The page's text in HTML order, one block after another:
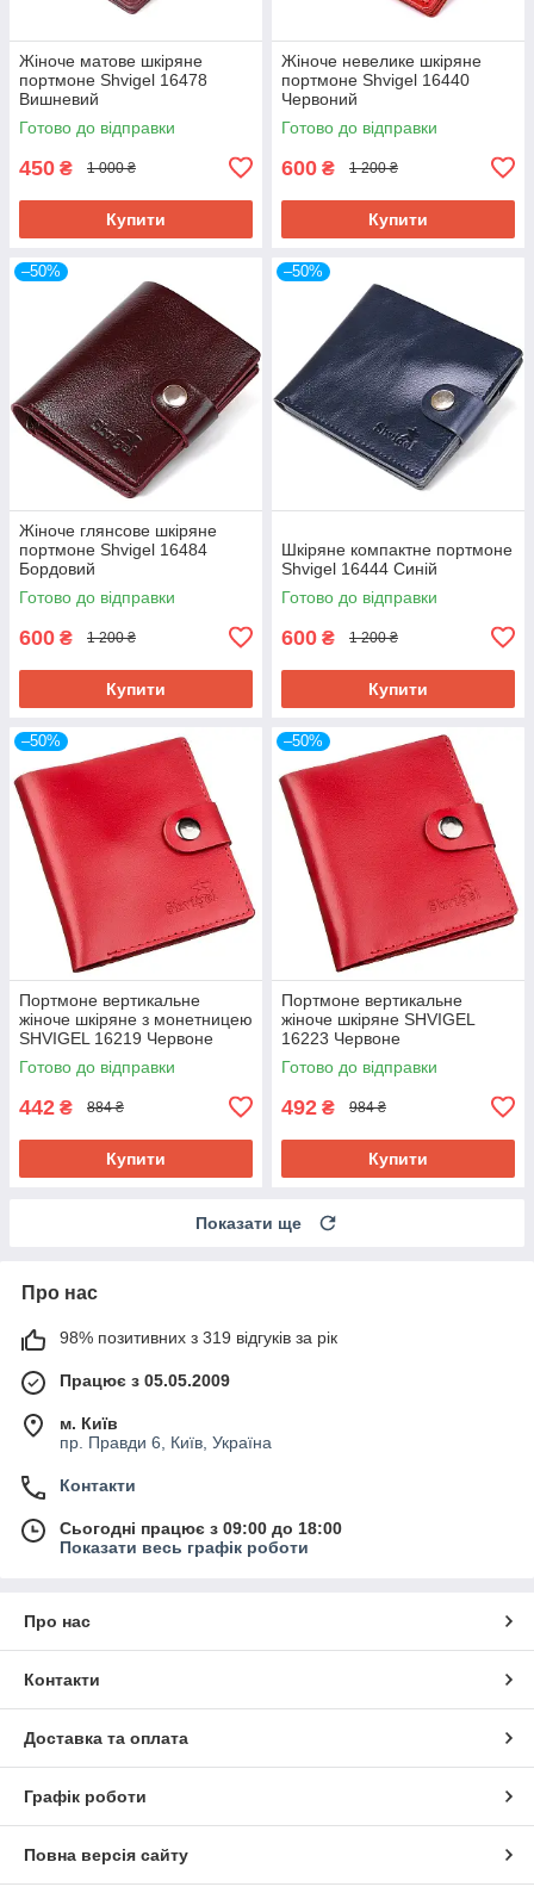
Жіноче матове шкіряне
портмоне Shvigel 16478
Вишневий
Готово до відправки
450 ₴ 1 000 ₴
Купити
Жіноче невелике шкіряне
портмоне Shvigel 16440
Червоний
Готово до відправки
600 ₴ 1 200 ₴
Купити
–50%
Жіноче глянсове шкіряне
портмоне Shvigel 16484
Бордовий
Готово до відправки
600 ₴ 1 200 ₴
Купити
–50%
Шкіряне компактне портмоне
Shvigel 16444 Синій
Готово до відправки
600 ₴ 1 200 ₴
Купити
–50%
Портмоне вертикальне
жіноче шкіряне з монетницею
SHVIGEL 16219 Червоне
Готово до відправки
442 ₴ 884 ₴
Купити
–50%
Портмоне вертикальне
жіноче шкіряне SHVIGEL
16223 Червоне
Готово до відправки
492 ₴ 984 ₴
Купити
Показати ще
Про нас
98% позитивних з 319 відгуків за рік
Працює з 05.05.2009
м. Київ
пр. Правди 6, Київ, Україна
Контакти
Сьогодні працює з 09:00 до 18:00
Показати весь графік роботи
Про нас
Контакти
Доставка та оплата
Графік роботи
Повна версія сайту